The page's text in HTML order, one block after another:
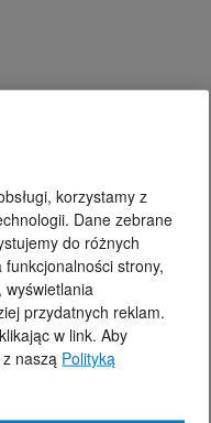
korzystamy z
Dane zebrane
do różnych
strony,
przydatnych reklam.
w link. Aby
naszą Polityką